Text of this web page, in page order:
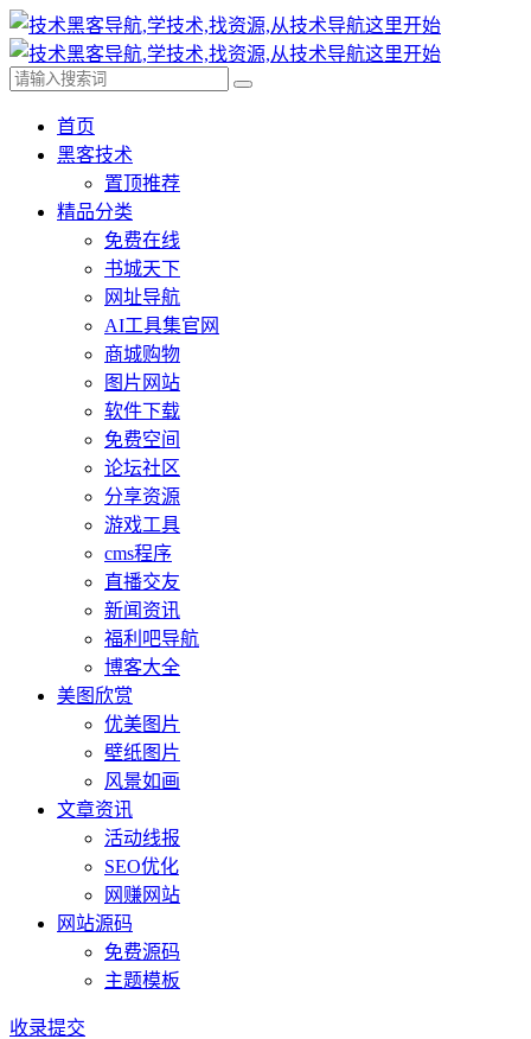
首页
黑客技术
置顶推荐
精品分类
免费在线
书城天下
网址导航
AI工具集官网
商城购物
图片网站
软件下载
免费空间
论坛社区
分享资源
游戏工具
cms程序
直播交友
新闻资讯
福利吧导航
博客大全
美图欣赏
优美图片
壁纸图片
风景如画
文章资讯
活动线报
SEO优化
网赚网站
网站源码
免费源码
主题模板
收录提交